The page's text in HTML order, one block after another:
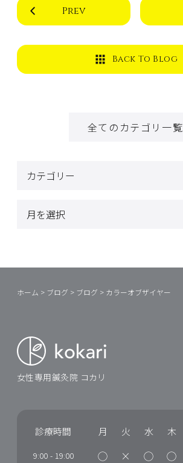
Prev
Back To Blog
全てのカテゴリ一覧
ホーム > ブログ > ブログ > カラーオブザイヤー
女性専用鍼灸院 コカリ
診療時間 月 火 水 木
9:00 - 19:00 ◯ × ◯ ◯